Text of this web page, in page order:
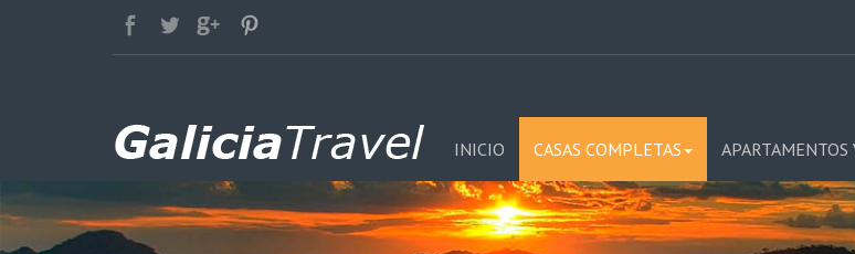
INICIO (current)
CASAS COMPLETAS APARTAMENTOS